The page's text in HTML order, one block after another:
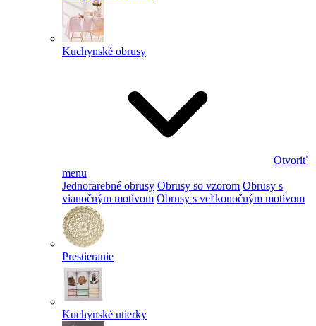
Kuchynské obrusy
Otvoriť
menu
Jednofarebné obrusy Obrusy so vzorom Obrusy s
vianočným motívom Obrusy s veľkonočným motívom
Prestieranie
Kuchynské utierky